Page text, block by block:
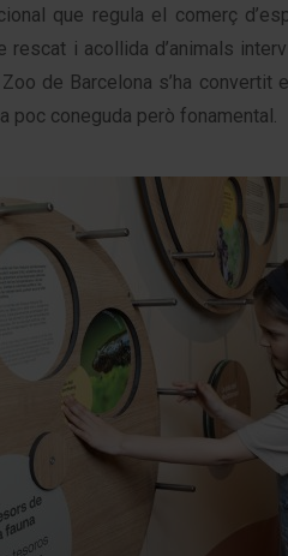
que regula el comerç
rescat i acollida d’animals
de Barcelona s’ha convertit
poc coneguda però fonamental.